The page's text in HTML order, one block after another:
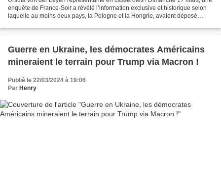
enquête de France-Soir a révélé l’information exclusive et historique selon
laquelle au moins deux pays, la Pologne et la Hongrie, avaient déposé
Guerre en Ukraine, les démocrates Américains
mineraient le terrain pour Trump via Macron !
Publié le 22/03/2024 à 19:06
Par Henry